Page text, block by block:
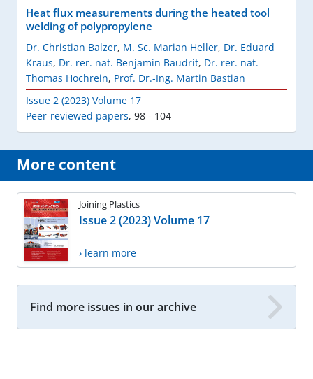
Heat flux measurements during the heated tool
welding of polypropylene
Dr. Christian Balzer, M. Sc. Marian Heller, Dr. Eduard
Kraus, Dr. rer. nat. Benjamin Baudrit, Dr. rer. nat.
Thomas Hochrein, Prof. Dr.-Ing. Martin Bastian
Issue 2 (2023) Volume 17
Peer-reviewed papers, 98 - 104
More content
Joining Plastics
Issue 2 (2023) Volume 17
› learn more
Find more issues in our archive